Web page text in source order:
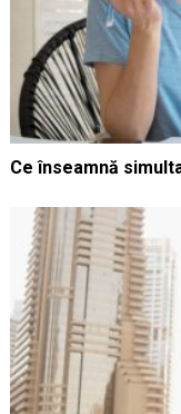
Ce înseamnă